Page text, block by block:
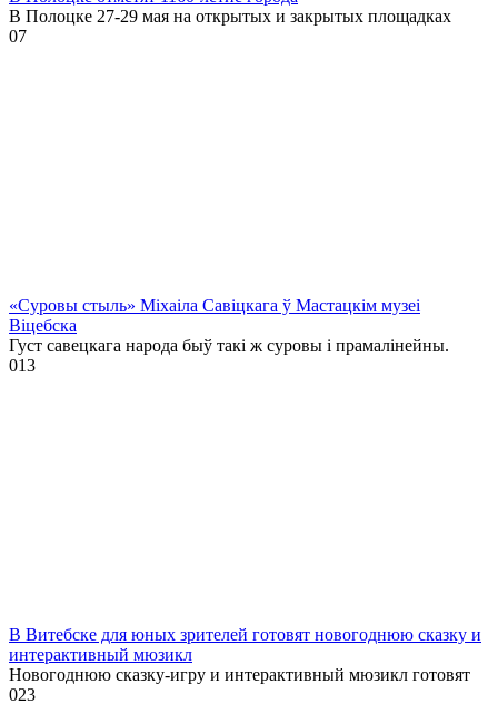
В Полоцке 27-29 мая на открытых и закрытых площадках
07
«Суровы стыль» Міхаіла Савіцкага ў Мастацкім музеі
Віцебска
Густ савецкага народа быў такі ж суровы і прамалінейны.
013
В Витебске для юных зрителей готовят новогоднюю сказку и
интерактивный мюзикл
Новогоднюю сказку-игру и интерактивный мюзикл готовят
023